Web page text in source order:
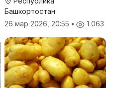
Башкортостан
26 мар 2026, 20:55 • 1 063